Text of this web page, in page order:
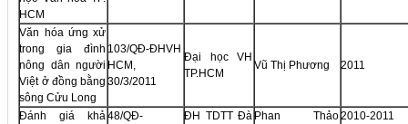
HCM
Văn hóa ứng xử
trong gia đình
nông dân người
Việt ở đồng bằng
sông Cửu Long
103/QĐ-ĐHVH
HCM,
30/3/2011
Đại học VH
TP.HCM
Vũ Thị Phương 2011
Đánh giá khả48/QĐ-
ĐH TDTT Đà Phan Thảo 2010-2011